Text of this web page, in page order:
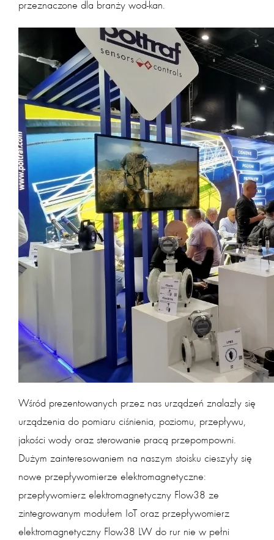
przeznaczone dla branży wod-kan.
Wśród prezentowanych przez nas urządzeń znalazły się
urządzenia do pomiaru ciśnienia, poziomu, przepływu,
jakości wody oraz sterowanie pracą przepompowni.
Dużym zainteresowaniem na naszym stoisku cieszyły się
nowe przepływomierze elektromagnetyczne:
przepływomierz elektromagnetyczny Flow38 ze
zintegrowanym modułem IoT oraz przepływomierz
elektromagnetyczny Flow38 LW do rur nie w pełni